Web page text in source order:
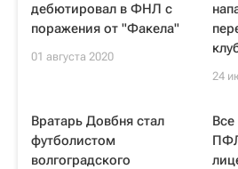
дебютировал в ФНЛ с
поражения от "Факела"
01 августа 2020
24
Вратарь Довбня стал
футболистом
волгоградского
Все